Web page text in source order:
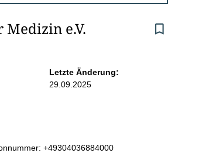
e.V.
Letzte Änderung:
29.09.2025
+49304036884000